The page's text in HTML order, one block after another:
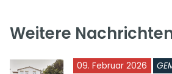
Weitere
09. Februar 2026